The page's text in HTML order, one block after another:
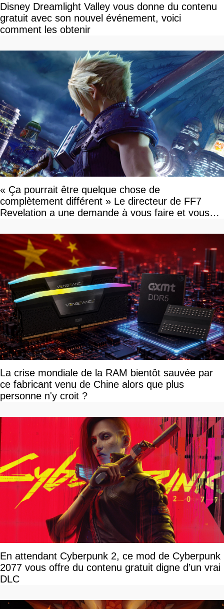
Disney Dreamlight Valley vous donne du contenu
gratuit avec son nouvel événement, voici
comment les obtenir
« Ça pourrait être quelque chose de
complètement différent » Le directeur de FF7
Revelation a une demande à vous faire et vous
La crise mondiale de la RAM bientôt sauvée par
ce fabricant venu de Chine alors que plus
personne n'y croit ?
En attendant Cyberpunk 2, ce mod de Cyberpunk
2077 vous offre du contenu gratuit digne d’un vrai
DLC